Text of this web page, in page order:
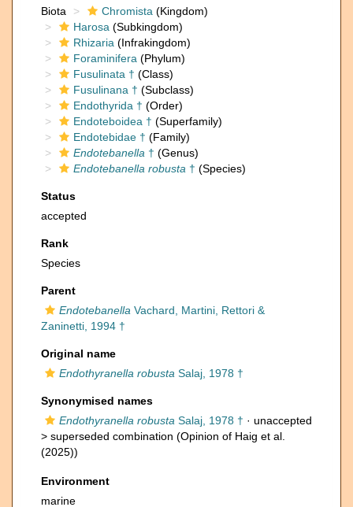
Biota
Chromista (Kingdom)
Harosa (Subkingdom)
Rhizaria (Infrakingdom)
Foraminifera (Phylum)
Fusulinata † (Class)
Fusulinana † (Subclass)
Endothyrida † (Order)
Endoteboidea † (Superfamily)
Endotebidae † (Family)
Endotebanella † (Genus)
Endotebanella robusta † (Species)
Status
accepted
Rank
Species
Parent
Endotebanella Vachard, Martini, Rettori &
Zaninetti, 1994 †
Original name
Endothyranella robusta Salaj, 1978 †
Synonymised names
Endothyranella robusta Salaj, 1978 † · unaccepted
> superseded combination (Opinion of Haig et al.
(2025))
Environment
marine